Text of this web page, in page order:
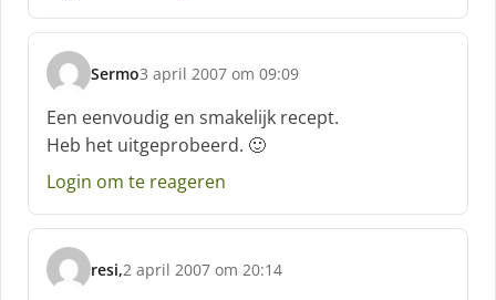
e
f
:
Sermo
s
c
h
r
e
f
3 april 2007 om 09:09
Een eenvoudig en smakelijk recept.
Heb het uitgeprobeerd. 🙂
Login om te reageren
resi,
s
2 april 2007 om 20:14